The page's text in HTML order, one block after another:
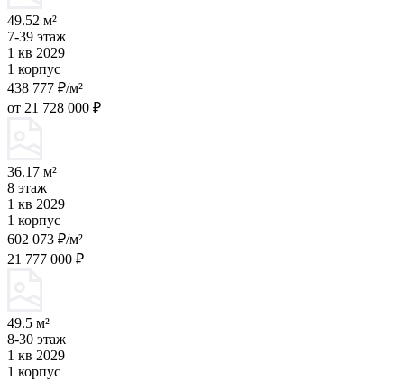
49.52 м²
7-39 этаж
1 кв 2029
1 корпус
438 777 ₽/м²
от 21 728 000 ₽
36.17 м²
8 этаж
1 кв 2029
1 корпус
602 073 ₽/м²
21 777 000 ₽
49.5 м²
8-30 этаж
1 кв 2029
1 корпус